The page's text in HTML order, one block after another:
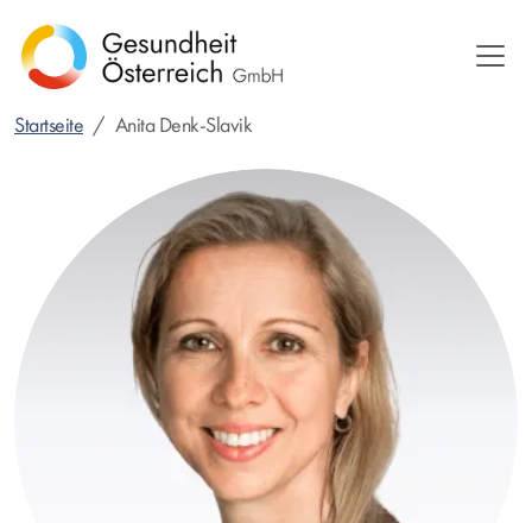
zum
Inhalt
Startseite Anita Denk-Slavik